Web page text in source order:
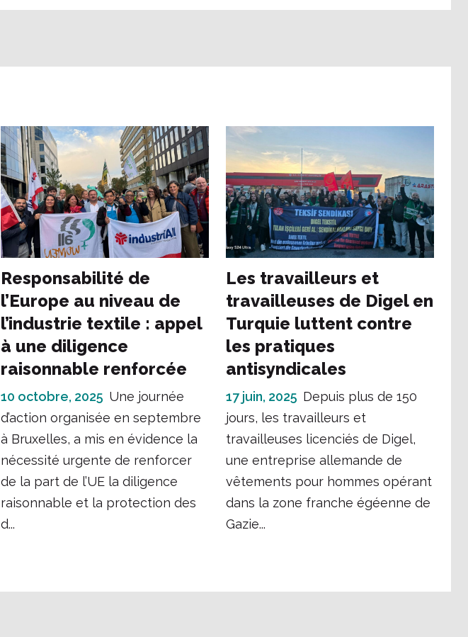
Responsabilité de
l’Europe au niveau de
l’industrie textile : appel
à une diligence
raisonnable renforcée
10 octobre, 2025 Une journée
d’action organisée en septembre
à Bruxelles, a mis en évidence la
nécessité urgente de renforcer
de la part de l’UE la diligence
raisonnable et la protection des
d...
Les travailleurs et
travailleuses de Digel en
Turquie luttent contre
les pratiques
antisyndicales
17 juin, 2025 Depuis plus de 150
jours, les travailleurs et
travailleuses licenciés de Digel,
une entreprise allemande de
vêtements pour hommes opérant
dans la zone franche égéenne de
Gazie...